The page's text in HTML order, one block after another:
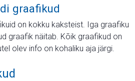
graafikud
on kokku kaksteist. Iga graafiku
graafik näitab. Kõik graafikud on
olev info on kohaliku aja järgi.